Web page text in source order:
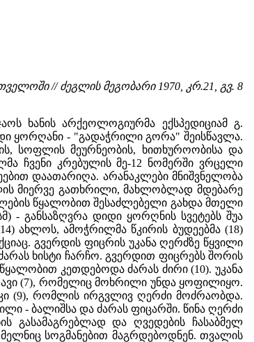
// ძეგლის მეგობარი 1970, კრ.21, გვ. 8
ხანის არქეოლოგიურმა ექსპედიციამ გ.
ყორღანი - "გადაჭრილი გორა" შეისწავლა.
სოფლის მეურნეობის, ხითხუროობისა და
ჩვენი კრებულის მე-12 ნომერში ვრცელი
დაათარიღა. არანაკლები მნიშვნელობა
მიერვე გათხრილი, მახლობლად მდებარე
წყალობით შესაძლებელი გახდა მთელი
- განსაზღვრა დიდი ყორღნის სვეტებს შუა
ახლოს, ამოჭრილმა წკირის ბუდეებმა (18)
გვერდის ფიცრის უკანა ღერძზე წყვილი
ხისტი ჩარჩო. გვერდით ფიცრებს შორის
კეთდებოდა ძარას ძირი (10). უკანა
(7), რომელიც მოხრილი უნდა ყოფილიყო.
(9), რომლის ირგვლივ ღერძი მოძრაობდა.
- ბალიშსა და ძარას ფიცარში. წინა ღერძი
და ღვედების ჩასაბმელ
სოგმანებით მაგრდებოდნენ. თვალის